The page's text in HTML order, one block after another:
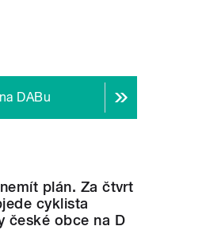
DABu
plán. Za čtvrt
cyklista
české obce na D